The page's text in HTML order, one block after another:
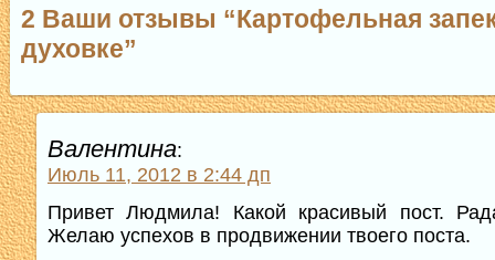
2 Ваши отзывы “Картофельная
духовке”
Валентина:
Июль 11, 2012 в 2:44 дп
Привет Людмила! Какой красивый пост.
Желаю успехов в продвижении твоего поста.